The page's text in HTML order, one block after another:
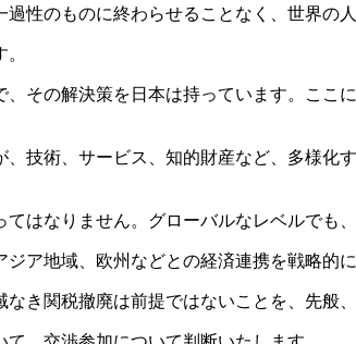
性のものに終わらせることなく、世界の
その解決策を日本は持っています。ここ
技術、サービス、知的財産など、多様化
はなりません。グローバルなレベルでも
ア地域、欧州などとの経済連携を戦略的
き関税撤廃は前提ではないことを、先般